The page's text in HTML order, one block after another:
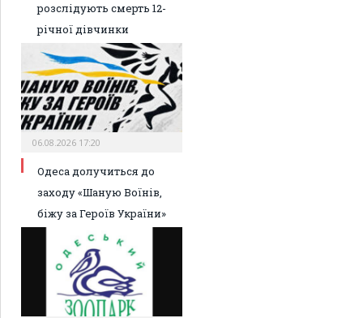
розслідують смерть 12-
річної дівчинки
06.08.2026 17:20
Одеса долучиться до
заходу «Шаную Воїнів,
біжу за Героїв України»